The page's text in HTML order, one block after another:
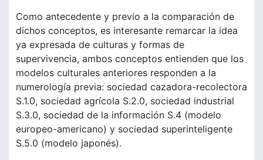
Como antecedente y previo a la comparación de
dichos conceptos, es interesante remarcar la idea
ya expresada de culturas y formas de
supervivencia, ambos conceptos entienden que los
modelos culturales anteriores responden a la
numerología previa: sociedad cazadora-recolectora
S.1.0, sociedad agrícola S.2.0, sociedad industrial
S.3.0, sociedad de la información S.4 (modelo
europeo-americano) y sociedad superinteligente
S.5.0 (modelo japonés).